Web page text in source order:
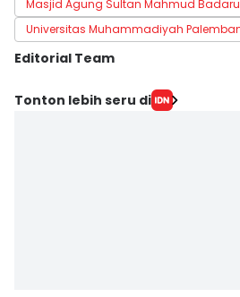
Masjid Agung Sultan Mahmud
Universitas Muhammadiyah
Editorial Team
Editor
Tonton lebih seru di